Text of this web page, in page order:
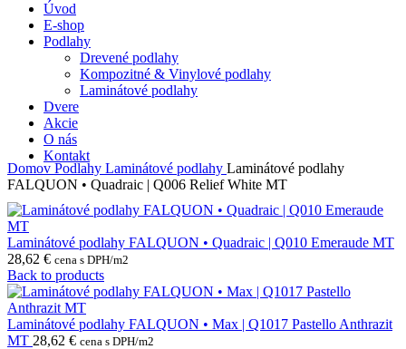
Úvod
E-shop
Podlahy
Drevené podlahy
Kompozitné & Vinylové podlahy
Laminátové podlahy
Dvere
Akcie
O nás
Kontakt
Domov Podlahy Laminátové podlahy Laminátové podlahy
FALQUON • Quadraic | Q006 Relief White MT
Laminátové podlahy FALQUON • Quadraic | Q010 Emeraude MT
28,62 € cena s DPH/m2
Back to products
Laminátové podlahy FALQUON • Max | Q1017 Pastello Anthrazit
MT 28,62 € cena s DPH/m2